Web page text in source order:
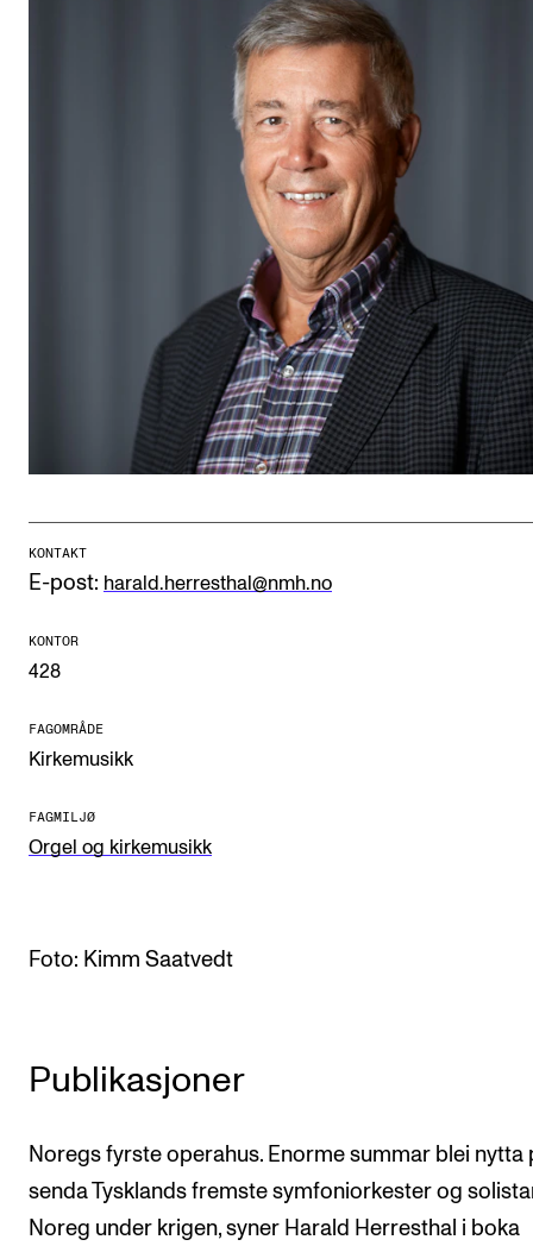
Studentutvalet SUT (student.nmh.no)
INTERNASJONALT
Utveksling
Internasjonal strategi
Samarbeidsprosjekter
Nettverk
IN.TUNE
Om Norges musikkhøgskole
Kontakt oss
Finn ansatte
KONTAKT
E-post: harald.herresthal@nmh.no
KONTOR
428
FAGOMRÅDE
Kirkemusikk
FAGMILJØ
Orgel og kirkemusikk
Foto: Kimm Saatvedt
Publikasjoner
Noregs fyrste operahus. Enorme summar blei nytta
senda Tysklands fremste symfoniorkester og
Noreg under krigen, syner Harald Herresthal i boka